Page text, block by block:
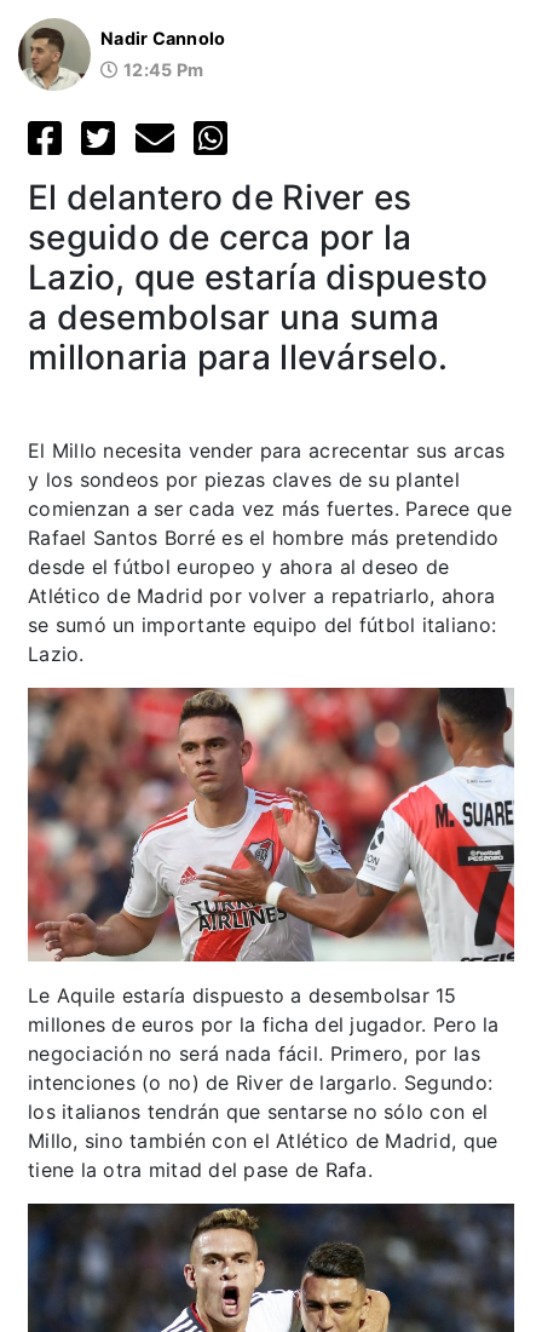
Nadir Cannolo
12:45 Pm
El delantero de River es
seguido de cerca por la
Lazio, que estaría dispuesto
a desembolsar una suma
millonaria para llevárselo.
El Millo necesita vender para acrecentar sus arcas
y los sondeos por piezas claves de su plantel
comienzan a ser cada vez más fuertes. Parece que
Rafael Santos Borré es el hombre más pretendido
desde el fútbol europeo y ahora al deseo de
Atlético de Madrid por volver a repatriarlo, ahora
se sumó un importante equipo del fútbol italiano:
Lazio.
Le Aquile estaría dispuesto a desembolsar 15
millones de euros por la ficha del jugador. Pero la
negociación no será nada fácil. Primero, por las
intenciones (o no) de River de largarlo. Segundo:
los italianos tendrán que sentarse no sólo con el
Millo, sino también con el Atlético de Madrid, que
tiene la otra mitad del pase de Rafa.